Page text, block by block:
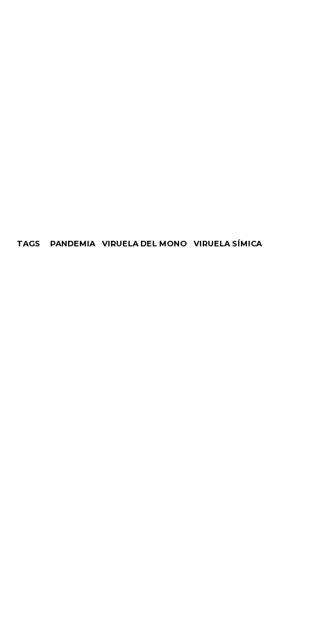
TAGS PANDEMIA VIRUELA DEL MONO VIRUELA SÍMICA